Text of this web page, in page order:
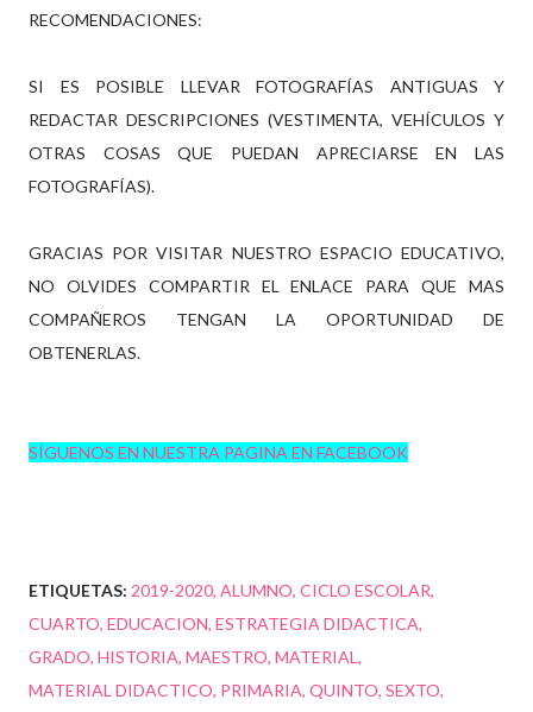
RECOMENDACIONES:
SI ES POSIBLE LLEVAR FOTOGRAFÍAS ANTIGUAS Y
REDACTAR DESCRIPCIONES (VESTIMENTA, VEHÍCULOS Y
OTRAS COSAS QUE PUEDAN APRECIARSE EN LAS
FOTOGRAFÍAS).
GRACIAS POR VISITAR NUESTRO ESPACIO EDUCATIVO,
NO OLVIDES COMPARTIR EL ENLACE PARA QUE MAS
COMPAÑEROS TENGAN LA OPORTUNIDAD DE
OBTENERLAS.
SÍGUENOS EN NUESTRA PAGINA EN FACEBOOK
ETIQUETAS: 2019-2020 ALUMNO CICLO ESCOLAR
CUARTO EDUCACION ESTRATEGIA DIDACTICA
GRADO HISTORIA MAESTRO MATERIAL
MATERIAL DIDACTICO PRIMARIA QUINTO SEXTO